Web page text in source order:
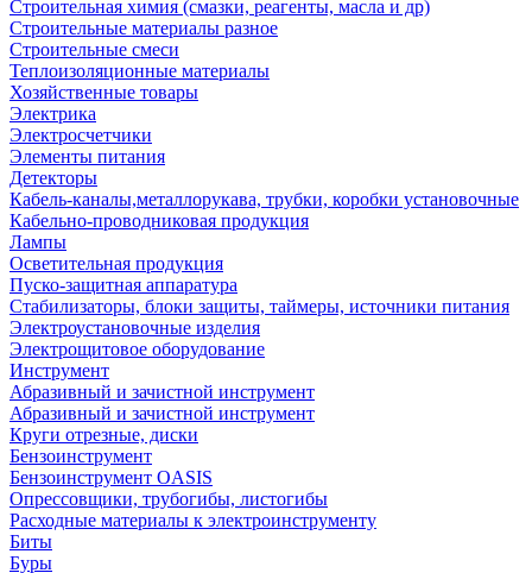
Строительная химия (смазки, реагенты, масла и др)
Строительные материалы разное
Строительные смеси
Теплоизоляционные материалы
Хозяйственные товары
Электрика
Электросчетчики
Элементы питания
Детекторы
Кабель-каналы,металлорукава, трубки, коробки установочные
Кабельно-проводниковая продукция
Лампы
Осветительная продукция
Пуско-защитная аппаратура
Стабилизаторы, блоки защиты, таймеры, источники питания
Электроустановочные изделия
Электрощитовое оборудование
Инструмент
Абразивный и зачистной инструмент
Абразивный и зачистной инструмент
Круги отрезные, диски
Бензоинструмент
Бензоинструмент OASIS
Опрессовщики, трубогибы, листогибы
Расходные материалы к электроинструменту
Биты
Буры